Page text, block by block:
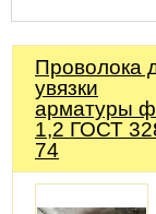
Проволока
увязки
арматуры ф
1,2 ГОСТ
74